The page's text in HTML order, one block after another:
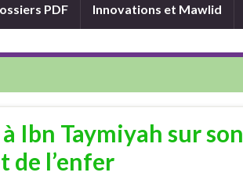
PDF Innovations et Mawlid
Ibn Taymiyah sur son
de l’enfer